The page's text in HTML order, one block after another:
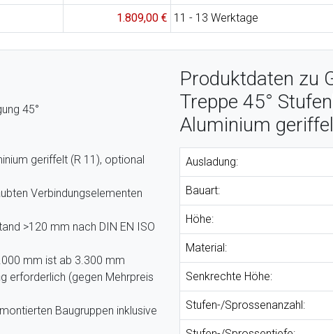
1.809,00 € 11 - 13 Werktage
45°
geriffelt (R 11), optional
Verbindungselementen
>120 mm nach DIN EN ISO
mm ist ab 3.300 mm
erforderlich (gegen Mehrpreis
Baugruppen inklusive
Produktdaten zu
Treppe 45°
Aluminium
Ausladung:
Bauart:
Höhe:
Material:
Senkrechte Höhe:
Stufen-/Sprossenanzahl: